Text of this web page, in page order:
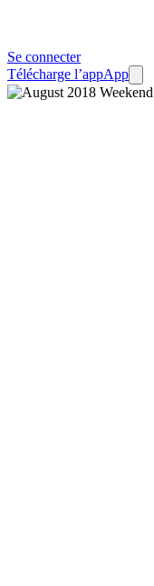
Se connecter
Télécharge l’appApp